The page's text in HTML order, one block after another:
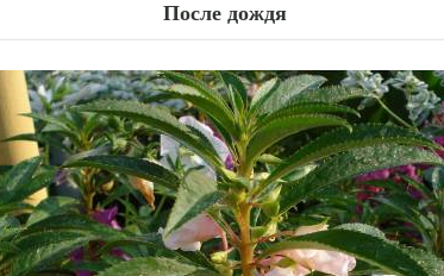
После дождя